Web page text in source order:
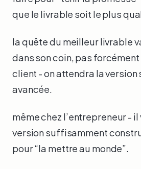
que le livrable soit le plus
la quête du meilleur livrable
dans son coin, pas
client - on attendra la
avancée.
même chez l’entrepreneur -
version suffisamment
pour “la mettre au monde”.